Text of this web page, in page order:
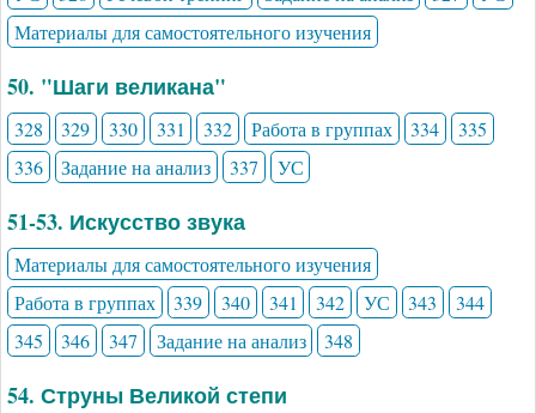
Материалы для самостоятельного изучения
50. "Шаги великана"
328 329 330 331 332 Работа в группах 334
335
336
Задание на анализ 337 УС
51-53. Искусство звука
Материалы для самостоятельного изучения
Работа в группах
339 340 341 342 УС 343
344
345
346 347 Задание на анализ 348
54. Струны Великой степи